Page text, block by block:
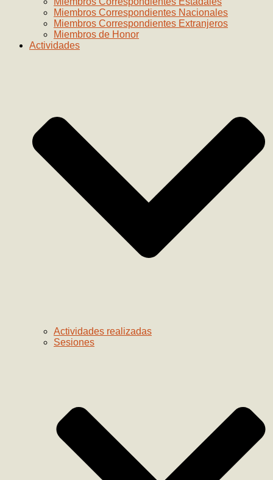
Miembros Correspondientes Nacionales
Miembros Correspondientes Extranjeros
Miembros de Honor
Actividades
Actividades realizadas
Sesiones